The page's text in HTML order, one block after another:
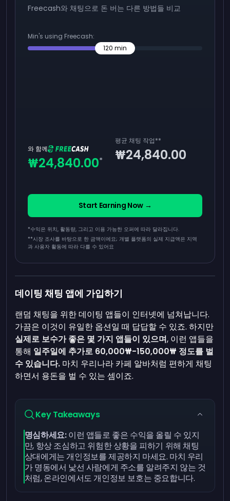
Freecash와 채팅으로 돈 버는 다른 방법들 비교
Min's using Freecash:
120 min
와 함께
₩24,840.00*
평균 채팅 작업**
₩24,840.00
Start Earning Now →
*수익은 위치, 활동량, 그리고 이용 가능한 오퍼에 따라 달라집니다.
**시장 조사를 바탕으로 한 금액이에요; 개별 플랫폼의 실제 지급액은 지역
과 사용자 활동에 따라 다를 수 있어요
데이팅 채팅 앱에 가입하기
랜덤 채팅을 위한 데이팅 앱들이 인터넷에 넘쳐납니다.
가끔은 이것이 유일한 옵션일 때 답답할 수 있죠. 하지만
실제로 보수가 좋은 몇 가지 앱들이 있으며, 이런 앱들을
통해 일주일에 추가로 60,000₩-150,000₩ 정도를 벌
수 있습니다. 마치 우리나라 카페 알바처럼 편하게 채팅
하면서 용돈을 벌 수 있는 셈이죠.
Key Takeaways
명심하세요:이런 앱들로 좋은 수익을 올릴 수 있지
만, 항상 조심하고 위험한 상황을 피하기 위해 채팅
상대에게는 개인정보를 제공하지 마세요. 마치 우리
가 명동에서 낯선 사람에게 주소를 알려주지 않는 것
처럼, 온라인에서도 개인정보 보호는 중요합니다.